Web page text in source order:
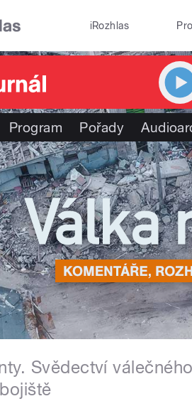
iRozhlas
Program Pořady
Svědectví